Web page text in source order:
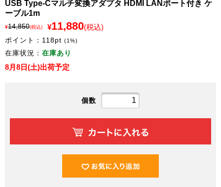
USB Type-Cマルチ変換アダプタ HDMI LANポート付き ケ
ーブル1m
¥14,850(税込) ¥11,880(税込)
ポイント： 118pt (1%)
在庫状況： 在庫あり
8月8日(土)出荷予定
個数